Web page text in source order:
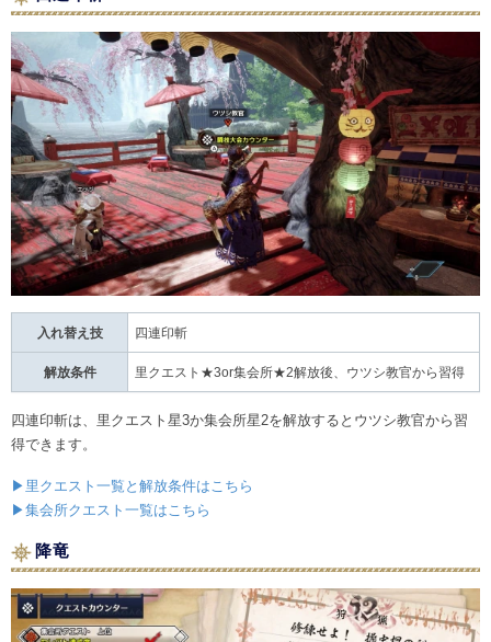
入れ替え技 四連印斬
解放条件 里クエスト★3or集会所★2解放後、ウツシ教官から習得
四連印斬は、里クエスト星3か集会所星2を解放するとウツシ教官から習
得できます。
▶里クエスト一覧と解放条件はこちら
▶集会所クエスト一覧はこちら
降竜